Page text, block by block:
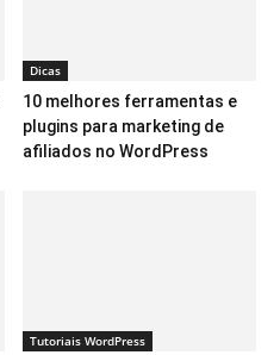
Dicas
10 melhores ferramentas e
plugins para marketing de
afiliados no WordPress
Tutoriais WordPress